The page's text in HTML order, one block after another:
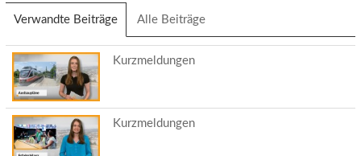
Verwandte Beiträge (aktiver
Reiter)
Alle Beiträge
Kurzmeldungen
Kurzmeldungen